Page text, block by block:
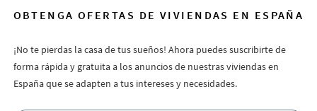
OBTENGA OFERTAS DE VIVIENDAS EN ESPAÑA
¡No te pierdas la casa de tus sueños! Ahora puedes suscribirte de
forma rápida y gratuita a los anuncios de nuestras viviendas en
España que se adapten a tus intereses y necesidades.